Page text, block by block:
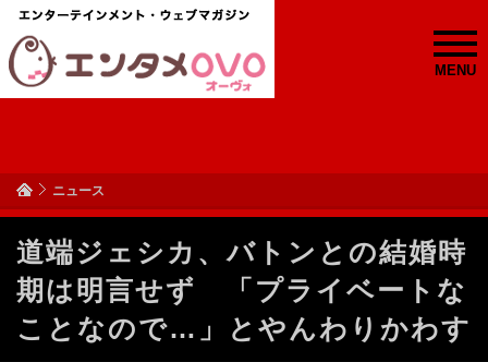
MENU
ニュース
道端ジェシカ、バトンとの結婚時
期は明言せず 「プライベートな
ことなので…」とやんわりかわす